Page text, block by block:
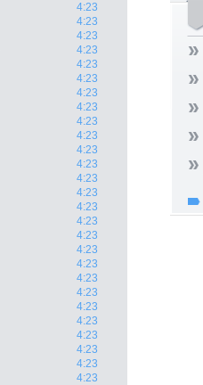
4:23
4:23
4:23
4:23
4:23
4:23
4:23
4:23
4:23
4:23
4:23
4:23
4:23
4:23
4:23
4:23
4:23
4:23
4:23
4:23
4:23
4:23
4:23
4:23
4:23
4:23
4:23